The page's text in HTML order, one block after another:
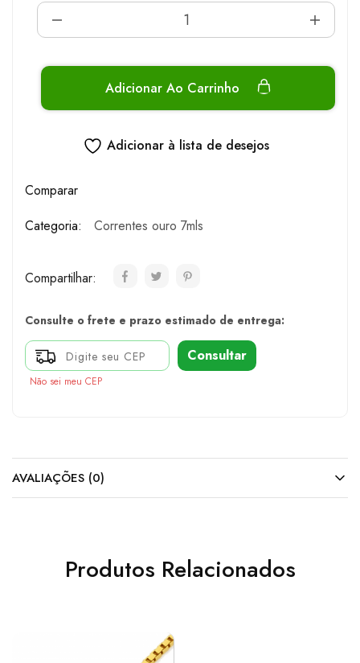
Adicionar Ao Carrinho
Adicionar à lista de desejos
Comparar
Categoria:
Correntes ouro 7mls
Compartilhar:
Consulte o frete e prazo estimado de entrega:
Consultar
Não sei meu CEP
AVALIAÇÕES (0)
Produtos Relacionados